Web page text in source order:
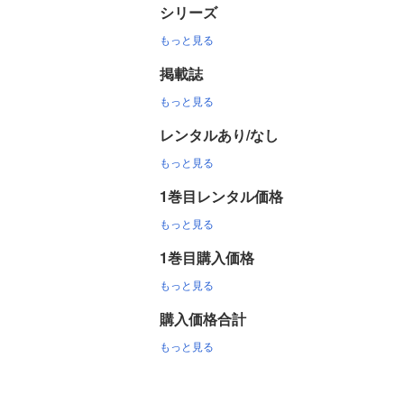
シリーズ
もっと見る
掲載誌
もっと見る
レンタルあり/なし
もっと見る
1巻目レンタル価格
もっと見る
1巻目購入価格
もっと見る
購入価格合計
もっと見る